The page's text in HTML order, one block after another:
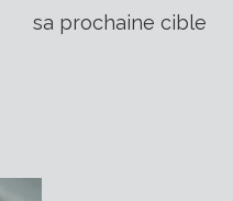
sa prochaine cible